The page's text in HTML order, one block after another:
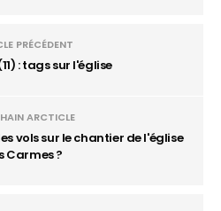
PRÉCÉDENT
: tags sur l'église
ARCTICLE
vols sur le chantier de l'église
Carmes ?